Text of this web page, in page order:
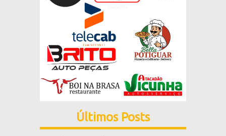
Últimos Posts